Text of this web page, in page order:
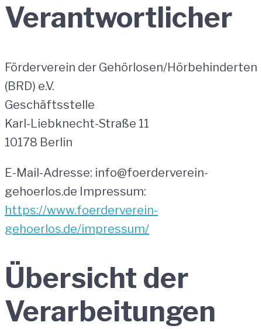
Verantwortlicher
Förderverein der Gehörlosen/Hörbehinderten
(BRD) e.V.
Geschäftsstelle
Karl-Liebknecht-Straße 11
10178 Berlin
E-Mail-Adresse: info@foerderverein-
gehoerlos.de Impressum:
https://www.foerderverein-
gehoerlos.de/impressum/
Übersicht der
Verarbeitungen